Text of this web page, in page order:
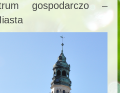
gospodarczo –